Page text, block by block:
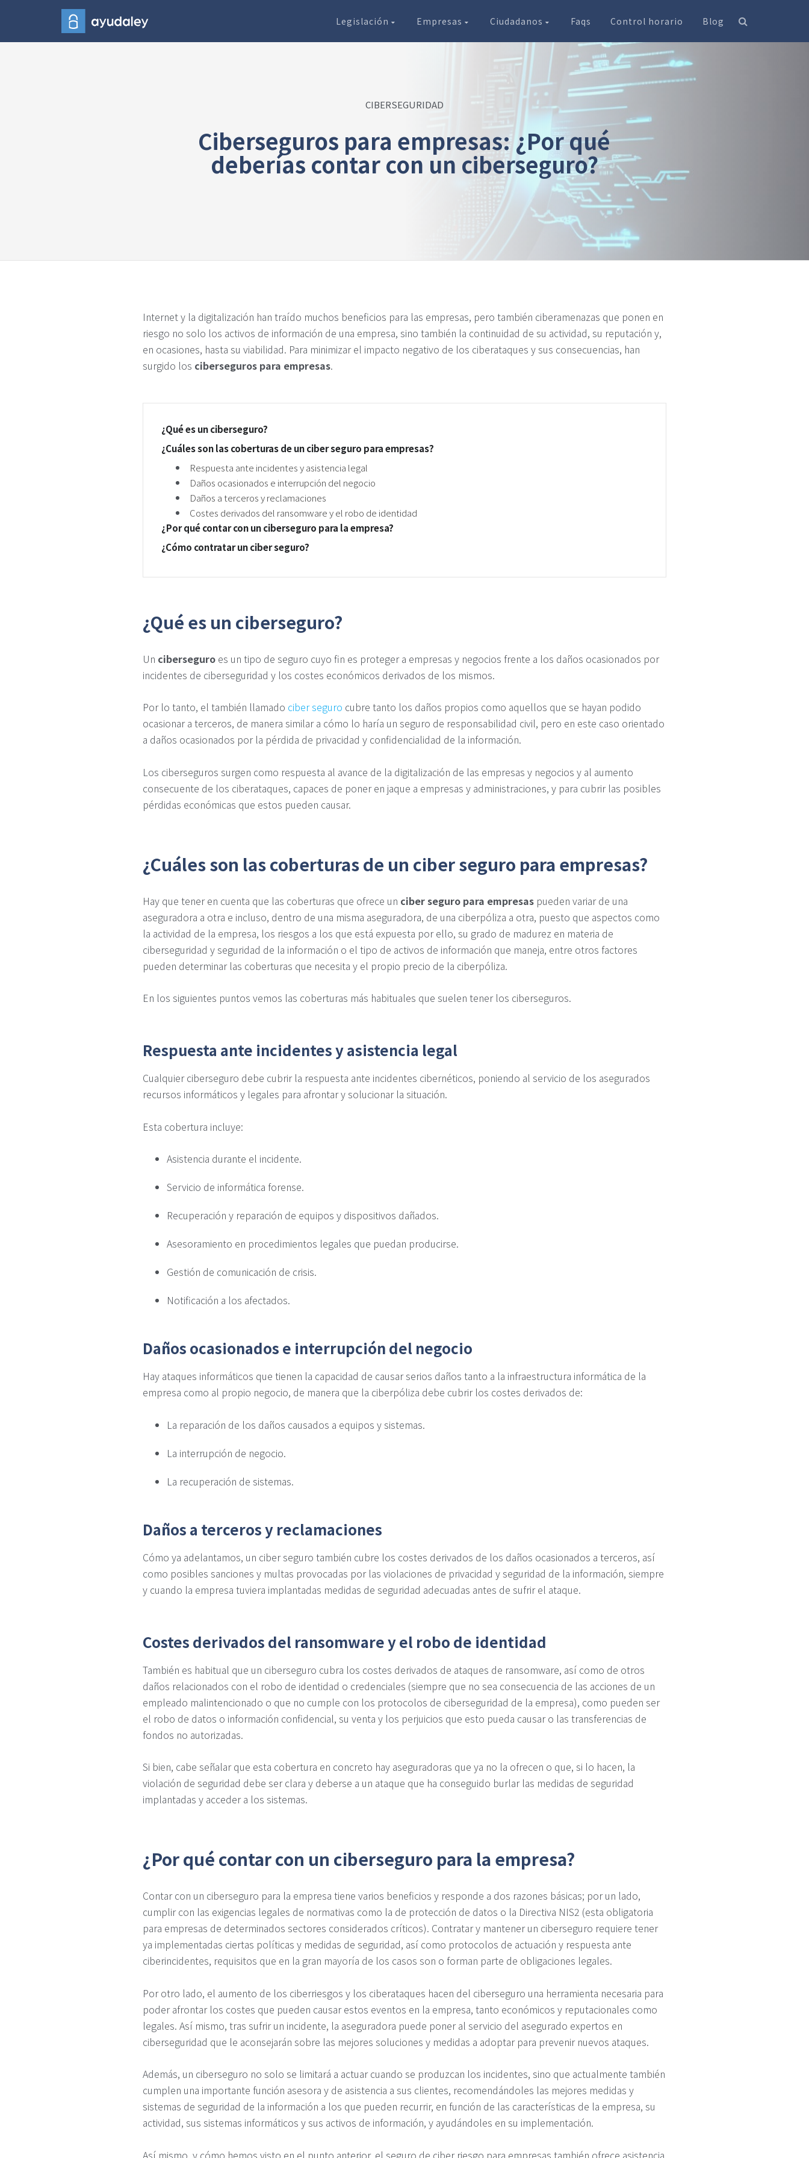
Legislación Empresas Ciudadanos Faqs Control horario Blog
CIBERSEGURIDAD
Ciberseguros para empresas: ¿Por qué
deberías contar con un ciberseguro?
Internet y la digitalización han traído muchos beneficios para las empresas, pero también ciberamenazas que ponen en
riesgo no solo los activos de información de una empresa, sino también la continuidad de su actividad, su reputación y,
en ocasiones, hasta su viabilidad. Para minimizar el impacto negativo de los ciberataques y sus consecuencias, han
surgido los ciberseguros para empresas.
¿Qué es un ciberseguro?
¿Cuáles son las coberturas de un ciber seguro para empresas?
Respuesta ante incidentes y asistencia legal
Daños ocasionados e interrupción del negocio
Daños a terceros y reclamaciones
Costes derivados del ransomware y el robo de identidad
¿Por qué contar con un ciberseguro para la empresa?
¿Cómo contratar un ciber seguro?
¿Qué es un ciberseguro?
Un ciberseguro es un tipo de seguro cuyo fin es proteger a empresas y negocios frente a los daños ocasionados por
incidentes de ciberseguridad y los costes económicos derivados de los mismos.
Por lo tanto, el también llamado ciber seguro cubre tanto los daños propios como aquellos que se hayan podido
ocasionar a terceros, de manera similar a cómo lo haría un seguro de responsabilidad civil, pero en este caso orientado
a daños ocasionados por la pérdida de privacidad y confidencialidad de la información.
Los ciberseguros surgen como respuesta al avance de la digitalización de las empresas y negocios y al aumento
consecuente de los ciberataques, capaces de poner en jaque a empresas y administraciones, y para cubrir las posibles
pérdidas económicas que estos pueden causar.
¿Cuáles son las coberturas de un ciber seguro para empresas?
Hay que tener en cuenta que las coberturas que ofrece un ciber seguro para empresas pueden variar de una
aseguradora a otra e incluso, dentro de una misma aseguradora, de una ciberpóliza a otra, puesto que aspectos como
la actividad de la empresa, los riesgos a los que está expuesta por ello, su grado de madurez en materia de
ciberseguridad y seguridad de la información o el tipo de activos de información que maneja, entre otros factores
pueden determinar las coberturas que necesita y el propio precio de la ciberpóliza.
En los siguientes puntos vemos las coberturas más habituales que suelen tener los ciberseguros.
Respuesta ante incidentes y asistencia legal
Cualquier ciberseguro debe cubrir la respuesta ante incidentes cibernéticos, poniendo al servicio de los asegurados
recursos informáticos y legales para afrontar y solucionar la situación.
Esta cobertura incluye:
Asistencia durante el incidente.
Servicio de informática forense.
Recuperación y reparación de equipos y dispositivos dañados.
Asesoramiento en procedimientos legales que puedan producirse.
Gestión de comunicación de crisis.
Notificación a los afectados.
Daños ocasionados e interrupción del negocio
Hay ataques informáticos que tienen la capacidad de causar serios daños tanto a la infraestructura informática de la
empresa como al propio negocio, de manera que la ciberpóliza debe cubrir los costes derivados de:
La reparación de los daños causados a equipos y sistemas.
La interrupción de negocio.
La recuperación de sistemas.
Daños a terceros y reclamaciones
Cómo ya adelantamos, un ciber seguro también cubre los costes derivados de los daños ocasionados a terceros, así
como posibles sanciones y multas provocadas por las violaciones de privacidad y seguridad de la información, siempre
y cuando la empresa tuviera implantadas medidas de seguridad adecuadas antes de sufrir el ataque.
Costes derivados del ransomware y el robo de identidad
También es habitual que un ciberseguro cubra los costes derivados de ataques de ransomware, así como de otros
daños relacionados con el robo de identidad o credenciales (siempre que no sea consecuencia de las acciones de un
empleado malintencionado o que no cumple con los protocolos de ciberseguridad de la empresa), como pueden ser
el robo de datos o información confidencial, su venta y los perjuicios que esto pueda causar o las transferencias de
fondos no autorizadas.
Si bien, cabe señalar que esta cobertura en concreto hay aseguradoras que ya no la ofrecen o que, si lo hacen, la
violación de seguridad debe ser clara y deberse a un ataque que ha conseguido burlar las medidas de seguridad
implantadas y acceder a los sistemas.
¿Por qué contar con un ciberseguro para la empresa?
Contar con un ciberseguro para la empresa tiene varios beneficios y responde a dos razones básicas; por un lado,
cumplir con las exigencias legales de normativas como la de protección de datos o la Directiva NIS2 (esta obligatoria
para empresas de determinados sectores considerados críticos). Contratar y mantener un ciberseguro requiere tener
ya implementadas ciertas políticas y medidas de seguridad, así como protocolos de actuación y respuesta ante
ciberincidentes, requisitos que en la gran mayoría de los casos son o forman parte de obligaciones legales.
Por otro lado, el aumento de los ciberriesgos y los ciberataques hacen del ciberseguro una herramienta necesaria para
poder afrontar los costes que pueden causar estos eventos en la empresa, tanto económicos y reputacionales como
legales. Así mismo, tras sufrir un incidente, la aseguradora puede poner al servicio del asegurado expertos en
ciberseguridad que le aconsejarán sobre las mejores soluciones y medidas a adoptar para prevenir nuevos ataques.
Además, un ciberseguro no solo se limitará a actuar cuando se produzcan los incidentes, sino que actualmente también
cumplen una importante función asesora y de asistencia a sus clientes, recomendándoles las mejores medidas y
sistemas de seguridad de la información a los que pueden recurrir, en función de las características de la empresa, su
actividad, sus sistemas informáticos y sus activos de información, y ayudándoles en su implementación.
Así mismo, y cómo hemos visto en el punto anterior, el seguro de ciber riesgo para empresas también ofrece asistencia